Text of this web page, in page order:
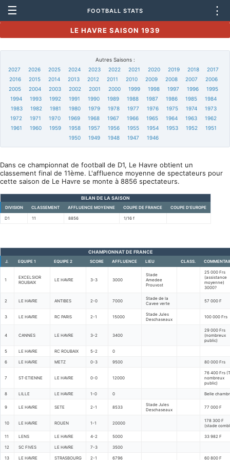
☰ FOOTBALL STATS ⋮
LE HAVRE SAISON 1939
Autres Saisons :
2027
2026 2025 2024 2023 2022 2021 2020 2019 2018
2017
2016
2015 2014 2013 2012 2011 2010 2009 2008 2007
2006
2005
2004 2003 2002 2001 2000 1999 1998 1997 1996
1995
1994
1993 1992 1991 1990 1989 1988 1987 1986 1985
1984
1983
1982 1981 1980 1979 1978 1977 1976 1975 1974
1973
1972
1971 1970 1969 1968 1967 1966 1965 1964 1963
1962
1961
1960 1959 1958 1957 1956 1955 1954 1953 1952
1951
1950
1949 1948 1947 1946
Dans ce championnat de football de D1, Le Havre obtient un
classement final de 11ème. L'affluence moyenne de spectateurs pour
cette saison de Le Havre se monte à 8856 spectateurs.
BILAN DE LA SAISON
DIVISION CLASSEMENT AFFLUENCE MOYENNE COUPE DE FRANCE COUPE D'EUROPE
D1 11 8856 1/16 f
CHAMPIONNAT DE FRANCE
J. EQUIPE 1 EQUIPE 2 SCORE AFFLUENCE LIEU CLASS.
1
EXCELSIOR
ROUBAIX
LE HAVRE 3-3 3000
Stade
Amedee
Prouvost
25 000 Frs
(assistance
moyenne)
3000?
2 LE HAVRE ANTIBES 2-0 7000
Stade de la
Cavee verte
57 000 F
3 LE HAVRE RC PARIS 2-1 15000
Stade Jules
Deschaseaux
100 000 Frs
4 CANNES LE HAVRE 3-2 3400
29 000 Frs
(nombreux
public)
5 LE HAVRE RC ROUBAIX 5-2 0
6 LE HAVRE METZ 0-3 9500 80 000 Frs
7 ST-ETIENNE LE HAVRE 0-0 12000
76 400 Frs
nombreux
public)
8 LILLE LE HAVRE 1-0 0 Belle
9 LE HAVRE SETE 2-1 8533
Stade Jules
Deschaseaux
77 000 F
10 LE HAVRE ROUEN 1-1 20000
178 300 F
(stade
11 LENS LE HAVRE 4-2 5000 33 982 F
12 SC FIVES LE HAVRE 7-3 3500
13 LE HAVRE STRASBOURG 2-1 6796 60 800 F